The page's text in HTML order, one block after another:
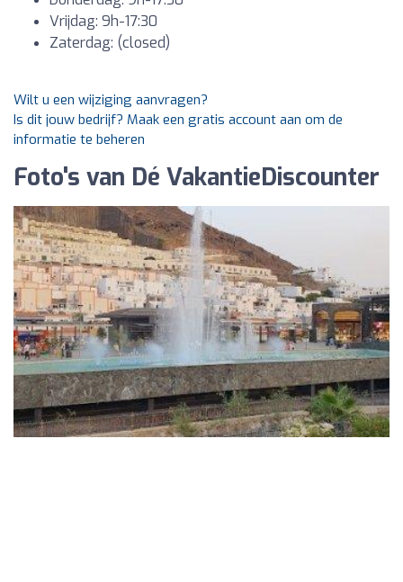
Vrijdag: 9h-17:30
Zaterdag: (closed)
Wilt u een wijziging aanvragen?
Is dit jouw bedrijf? Maak een gratis account aan om de
informatie te beheren
Foto's van Dé VakantieDiscounter